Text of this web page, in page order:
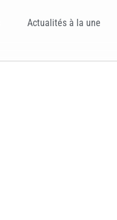
Actualités à la une